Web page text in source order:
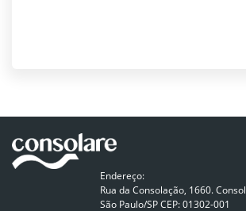
Endereço:
Rua da Consolação, 1660.
São Paulo/SP CEP: 01302-001